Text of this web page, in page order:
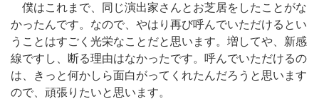
僕はこれまで、同じ演出家さんとお芝居をしたことがな
かったんです。なので、やはり再び呼んでいただけるとい
うことはすごく光栄なことだと思います。増してや、新感
線ですし、断る理由はなかったです。呼んでいただけるの
は、きっと何かしら面白がってくれたんだろうと思います
ので、頑張りたいと思います。